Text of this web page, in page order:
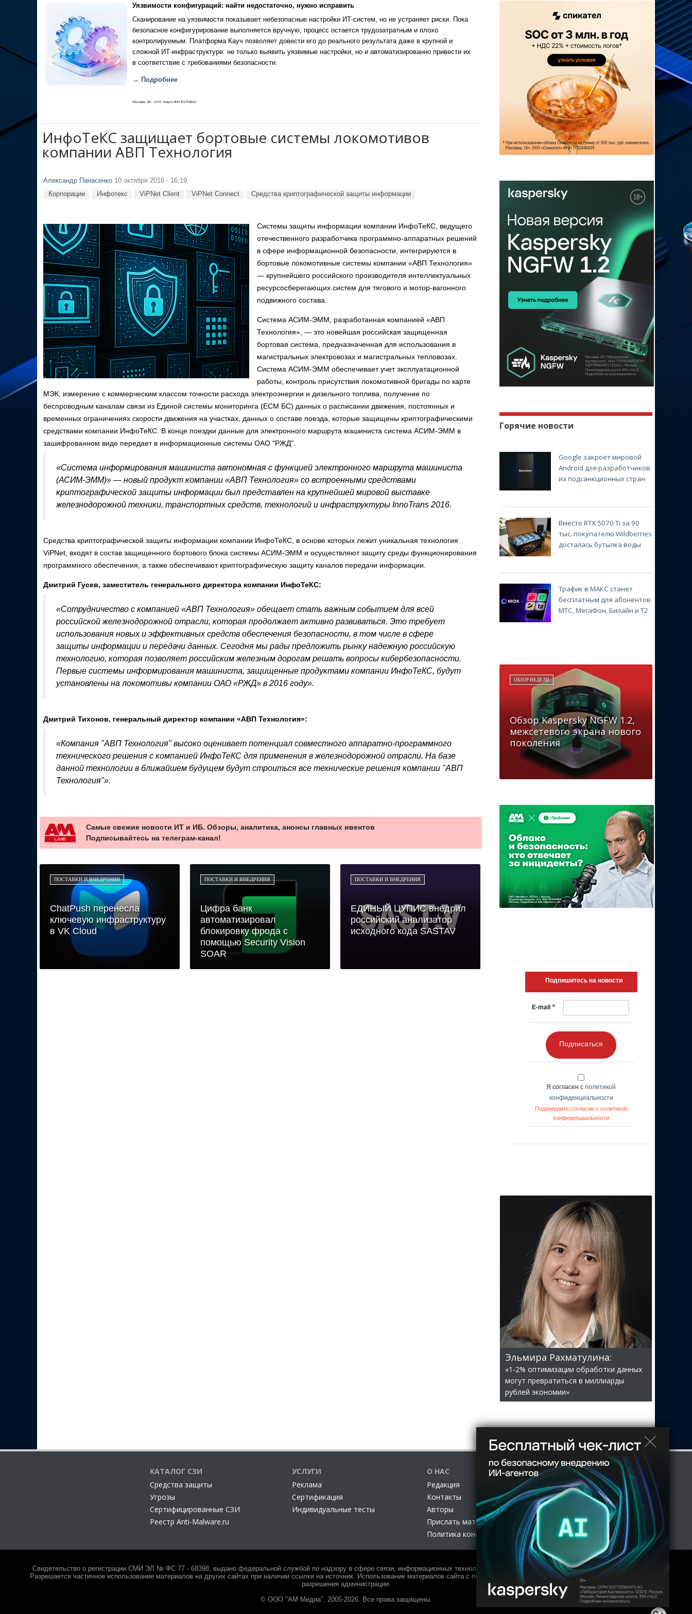
Уязвимости конфигураций: найти недостаточно, нужно исправить
Сканирование на уязвимости показывает небезопасные настройки ИТ-систем, но не устраняет риски. Пока
безопасное конфигурирование выполняется вручную, процесс остается трудозатратным и плохо
контролируемым. Платформа Кауч позволяет довести его до реального результата даже в крупной и
сложной ИТ-инфраструктуре: не только выявить уязвимые настройки, но и автоматизированно привести их
в соответствие с требованиями безопасности.
→ Подробнее
Реклама, 18+. ООО «Кауч» ИНН 9717142012
ИнфоТеКС защищает бортовые системы локомотивов
компании АВП Технология
Александр Панасенко 10 октября 2016 - 16:19
Корпорации Инфотекс ViPNet Client ViPNet Connect Средства криптографической защиты информации
Системы защиты информации компании ИнфоТеКС, ведущего
отечественного разработчика программно-аппаратных решений
в сфере информационной безопасности, интегрируются в
бортовые локомотивные системы компании «АВП Технология»
— крупнейшего российского производителя интеллектуальных
ресурсосберегающих систем для тягового и мотор-вагонного
подвижного состава.
Система АСИМ-ЭММ, разработанная компанией «АВП
Технология», — это новейшая российская защищенная
бортовая система, предназначенная для использования в
магистральных электровозах и магистральных тепловозах.
Система АСИМ-ЭММ обеспечивает учет эксплуатационной
работы, контроль присутствия локомотивной бригады по карте
МЭК, измерение с коммерческим классом точности расхода электроэнергии и дизельного топлива, получение по
беспроводным каналам связи из Единой системы мониторинга (ЕСМ БС) данных о расписании движения, постоянных и
временных ограничениях скорости движения на участках, данных о составе поезда, которые защищены криптографическими
средствами компании ИнфоТеКС. В конце поездки данные для электронного маршрута машиниста система АСИМ-ЭММ в
зашифрованном виде передает в информационные системы ОАО "РЖД".
«Система информирования машиниста автономная с функцией электронного маршрута машиниста
(АСИМ-ЭММ)» — новый продукт компании «АВП Технология» со встроенными средствами
криптографической защиты информации был представлен на крупнейшей мировой выставке
железнодорожной техники, транспортных средств, технологий и инфраструктуры InnoTrans 2016.
Средства криптографической защиты информации компании ИнфоТеКС, в основе которых лежит уникальная технология
ViPNet, входят в состав защищенного бортового блока системы АСИМ-ЭММ и осуществляют защиту среды функционирования
программного обеспечения, а также обеспечивают криптографическую защиту каналов передачи информации.
Дмитрий Гусев, заместитель генерального директора компании ИнфоТеКС:
«Сотрудничество с компанией «АВП Технология» обещает стать важным событием для всей
российской железнодорожной отрасли, которая продолжает активно развиваться. Это требует
использования новых и эффективных средств обеспечения безопасности, в том числе в сфере
защиты информации и передачи данных. Сегодня мы рады предложить рынку надежную российскую
технологию, которая позволяет российским железным дорогам решать вопросы кибербезопасности.
Первые системы информирования машиниста, защищенные продуктами компании ИнфоТеКС, будут
установлены на локомотивы компании ОАО «РЖД» в 2016 году».
Дмитрий Тихонов, генеральный директор компании «АВП Технология»:
«Компания "АВП Технология" высоко оценивает потенциал совместного аппаратно-программного
технического решения с компанией ИнфоТеКС для применения в железнодорожной отрасли. На базе
данной технологии в ближайшем будущем будут строиться все технические решения компании "АВП
Технология"».
Самые свежие новости ИТ и ИБ. Обзоры, аналитика, анонсы главных ивентов
Подписывайтесь на телеграм-канал!
ПОСТАВКИ И ВНЕДРЕНИЯ
ChatPush перенесла
ключевую инфраструктуру
в VK Cloud
ПОСТАВКИ И ВНЕДРЕНИЯ
Цифра банк
автоматизировал
блокировку фрода с
помощью Security Vision
SOAR
ПОСТАВКИ И ВНЕДРЕНИЯ
ЕДИНЫЙ ЦУПИС внедрил
российский анализатор
исходного кода SASTAV
Горячие новости
Google закроет мировой
Android для разработчиков
из подсанкционных стран
Вместо RTX 5070 Ti за 90
тыс. покупателю Wildberries
досталась бутылка воды
Трафик в МАКС станет
бесплатным для абонентов
МТС, МегаФон, Билайн и Т2
ОБЗОР НЕДЕЛИ
Обзор Kaspersky NGFW 1.2,
межсетевого экрана нового
поколения
Подпишитесь на новости
E-mail *
Подписаться
Я согласен с политикой
конфиденциальности
Подтвердите согласие с политикой
конфиденциальности
Эльмира Рахматулина:
«1-2% оптимизации обработки данных
могут превратиться в миллиарды
рублей экономии»
КАТАЛОГ СЗИ
Cредства защиты
Угрозы
Сертифицированные СЗИ
Реестр Anti-Malware.ru
УСЛУГИ
Реклама
Сертификация
Индивидуальные тесты
О НАС
Редакция
Контакты
Авторы
Прислать материал
Политика конфиденциальности
Свидетельство о регистрации СМИ ЭЛ № ФС 77 - 68398, выдано федеральной службой по надзору в сфере связи, информационных технологий и массовых коммуникаций (Роскомнадзор) 27.01.2017
Разрешается частичное использование материалов на других сайтах при наличии ссылки на источник. Использование материалов сайта с полной копией оригинала допускается только с письменного
разрешения администрации.
© ООО "АМ Медиа", 2005-2026. Все права защищены.